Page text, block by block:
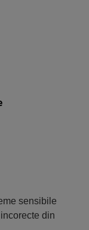
sensibile
din